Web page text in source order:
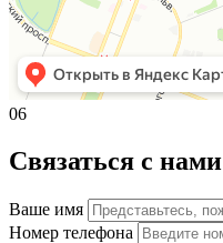
06
Связаться с нами
Ваше имя
Номер телефона